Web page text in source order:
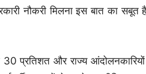
नौकरी मिलना इस बात का सबूत
प्रतिशत और राज्य